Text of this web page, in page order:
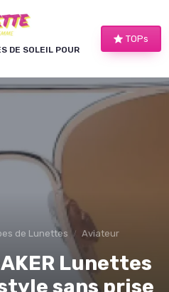
DE SOLEIL POUR
TOPs
de Lunettes Aviateur
Lunettes
sans prise